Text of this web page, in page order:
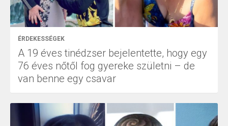
ÉRDEKESSÉGEK
A 19 éves tinédzser bejelentette, hogy egy
76 éves nőtől fog gyereke születni – de
van benne egy csavar